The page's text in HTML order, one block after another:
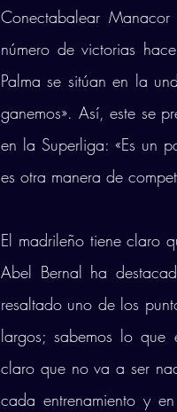
Conectabalear
número de victorias
Palma se sitúan en la
ganemos». Así, este se
en la Superliga: «Es un
es otra manera de
El madrileño tiene claro
Abel Bernal ha
resaltado uno de los
largos; sabemos lo que
claro que no va a ser
cada entrenamiento y